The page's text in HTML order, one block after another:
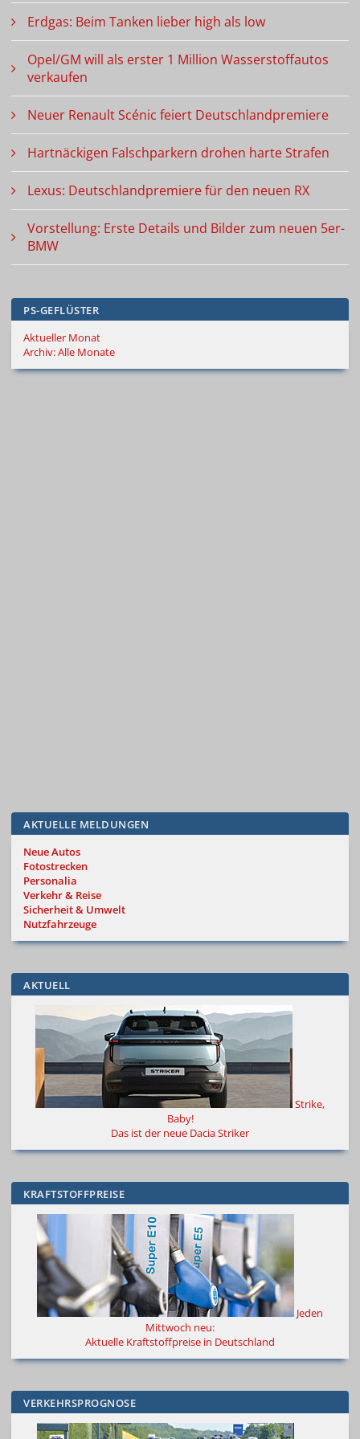
Erdgas: Beim Tanken lieber high als low
Opel/GM will als erster 1 Million Wasserstoffautos
verkaufen
Neuer Renault Scénic feiert Deutschlandpremiere
Hartnäckigen Falschparkern drohen harte Strafen
Lexus: Deutschlandpremiere für den neuen RX
Vorstellung: Erste Details und Bilder zum neuen 5er-
BMW
PS-GEFLÜSTER
Aktueller Monat
Archiv: Alle Monate
AKTUELLE MELDUNGEN
Neue Autos
Fotostrecken
Personalia
Verkehr & Reise
Sicherheit & Umwelt
Nutzfahrzeuge
AKTUELL
Strike,
Baby!
Das ist der neue Dacia Striker
KRAFTSTOFFPREISE
Jeden
Mittwoch neu:
Aktuelle Kraftstoffpreise in Deutschland
VERKEHRSPROGNOSE